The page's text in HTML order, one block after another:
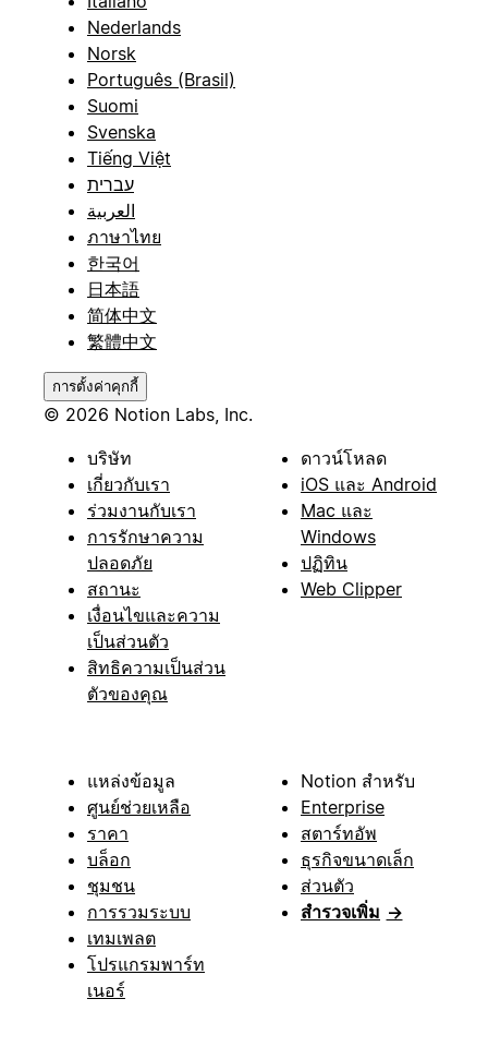
Nederlands
Norsk
Português (Brasil)
Suomi
Svenska
Tiếng Việt
עברית
العربية
ภาษาไทย
한국어
日本語
简体中文
繁體中文
การตั้งค่าคุกกี้
© 2026 Notion Labs, Inc.
บริษัท
เกี่ยวกับเรา
ร่วมงานกับเรา
การรักษาความ
ปลอดภัย
สถานะ
เงื่อนไขและความ
เป็นส่วนตัว
สิทธิความเป็นส่วน
ตัวของคุณ
ดาวน์โหลด
iOS และ Android
Mac และ
Windows
ปฏิทิน
Web Clipper
แหล่งข้อมูล
ศูนย์ช่วยเหลือ
ราคา
บล็อก
ชุมชน
การรวมระบบ
เทมเพลต
โปรแกรมพาร์ท
เนอร์
Notion สำหรับ
Enterprise
สตาร์ทอัพ
ธุรกิจขนาดเล็ก
ส่วนตัว
สำรวจเพิ่ม →